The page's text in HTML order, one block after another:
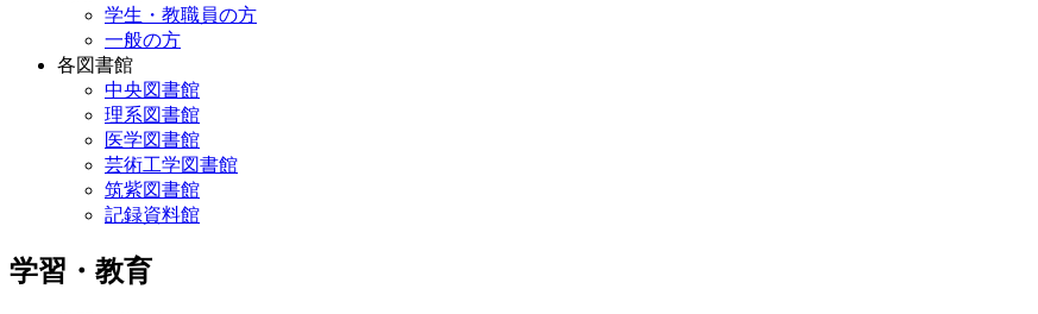
学生・教職員の方
一般の方
各図書館
中央図書館
理系図書館
医学図書館
芸術工学図書館
筑紫図書館
記録資料館
学習・教育